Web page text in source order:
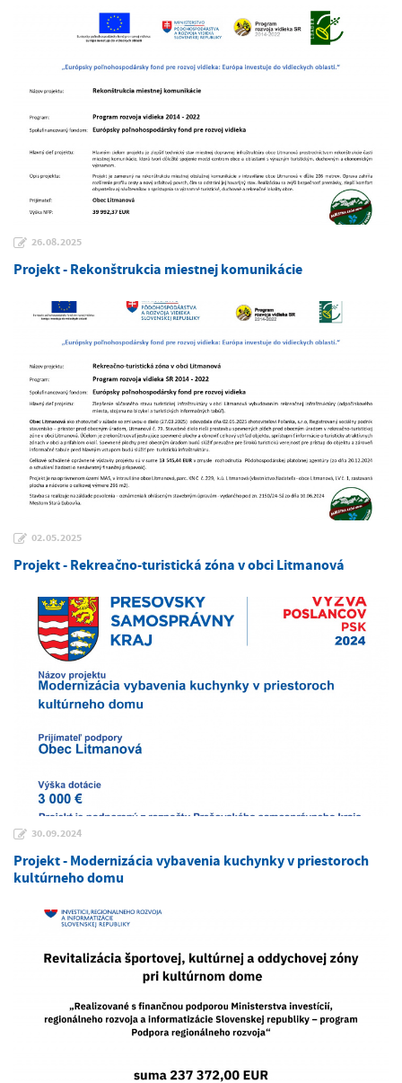
26.08.2025
Projekt - Rekonštrukcia miestnej komunikácie
02.05.2025
Projekt - Rekreačno-turistická zóna v obci Litmanová
30.09.2024
Projekt - Modernizácia vybavenia kuchynky v priestoroch
kultúrneho domu